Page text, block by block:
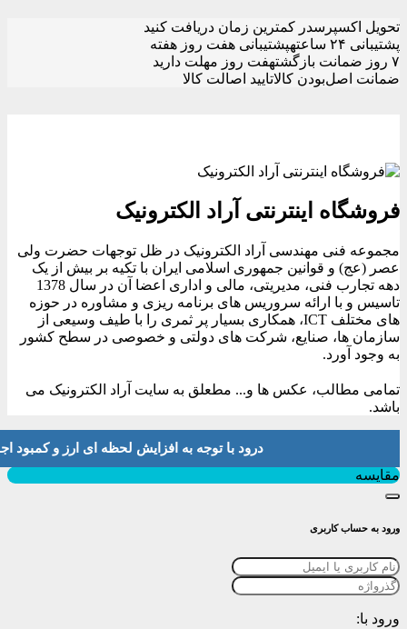
تحویل اکسپرسدر کمترین زمان دریافت کنید
پشتیبانی ۲۴ ساعته
پشتیبانی هفت روز هفته
۷ روز ضمانت بازگشت
هفت روز مهلت دارید
ضمانت اصل‌بودن کالاتایید اصالت کالا
فروشگاه اینترنتی آراد الکترونیک
مجموعه فنی مهندسی آراد الکترونیک در ظل توجهات حضرت ولی
عصر (عج) و قوانین جمهوری اسلامی ایران با تکیه بر بیش از یک
دهه تجارب فنی، مدیریتی، مالی و اداری اعضا آن در سال 1378
تاسیس و با ارائه سروریس های برنامه ریزی و مشاوره در حوزه
های مختلف ICT، همکاری بسیار پر ثمری را با طیف وسیعی از
سازمان ها، صنایع، شرکت های دولتی و خصوصی در سطح کشور
به وجود آورد.
تمامی مطالب، عکس ها و... مطعلق به سایت آراد الکترونیک می
باشد.
درود با توجه به افزایش لحظه ای ارز و کمبود اجناس لطفا موجودی
مقایسه
ورود به حساب کاربری
ورود با: